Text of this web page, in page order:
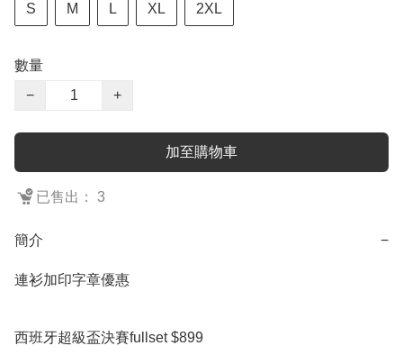
S M L XL 2XL
數量
−
+
加至購物車
已售出： 3
簡介 −
連衫加印字章優惠
西班牙超級盃決賽fullset $899